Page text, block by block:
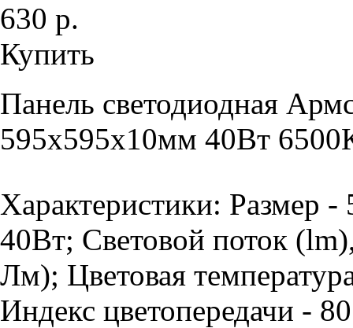
630 р.
Купить
Панель светодиодная
595х595х10мм 40Вт
Характеристики: Размер
40Вт; Световой поток
Лм); Цветовая
Индекс цветопередачи -